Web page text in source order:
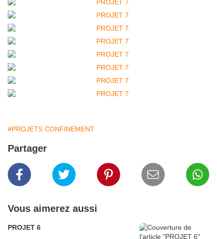
#PROJETS CONFINEMENT
Partager
Vous aimerez aussi
PROJET 6